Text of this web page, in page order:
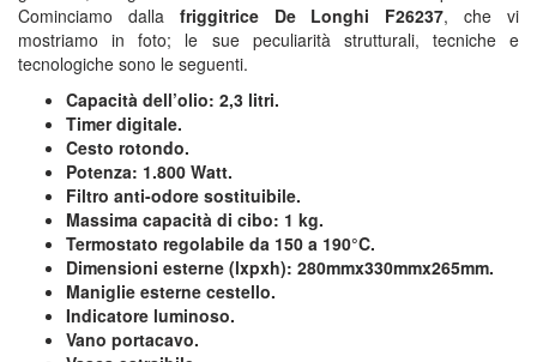
Cominciamo dalla friggitrice De Longhi F26237, che vi
mostriamo in foto; le sue peculiarità strutturali, tecniche e
tecnologiche sono le seguenti.
Capacità dell’olio: 2,3 litri.
Timer digitale.
Cesto rotondo.
Potenza: 1.800 Watt.
Filtro anti-odore sostituibile.
Massima capacità di cibo: 1 kg.
Termostato regolabile da 150 a 190°C.
Dimensioni esterne (lxpxh): 280mmx330mmx265mm.
Maniglie esterne cestello.
Indicatore luminoso.
Vano portacavo.